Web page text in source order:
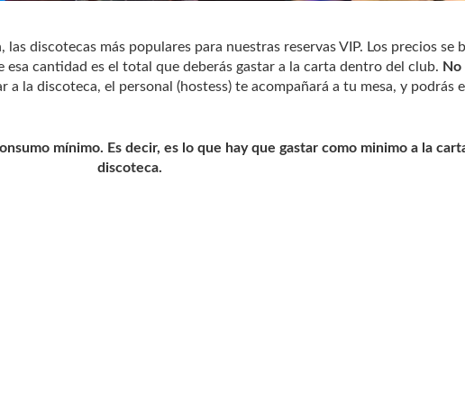
discotecas más populares para nuestras reservas VIP. Los precios se
esa cantidad es el total que deberás gastar a la carta dentro del club. No
a la discoteca, el personal (hostess) te acompañará a tu mesa, y podrás
mínimo. Es decir, es lo que hay que gastar como minimo a la
discoteca.